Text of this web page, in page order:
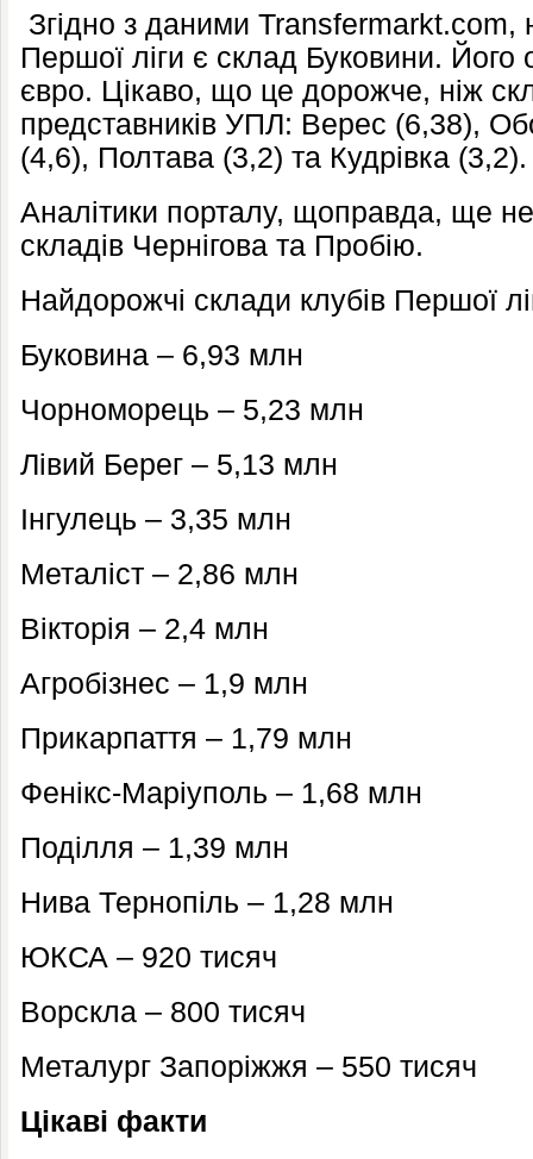
Згідно з даними
Першої ліги є склад Буковини.
євро. Цікаво, що це дорожче, ніж
представників УПЛ: Верес (6,38),
(4,6), Полтава (3,2) та Кудрівка (3,2).
Аналітики порталу, щоправда, ще не
складів Чернігова та Пробію.
Найдорожчі склади клубів Першої
Буковина – 6,93 млн
Чорноморець – 5,23 млн
Лівий Берег – 5,13 млн
Інгулець – 3,35 млн
Металіст – 2,86 млн
Вікторія – 2,4 млн
Агробізнес – 1,9 млн
Прикарпаття – 1,79 млн
Фенікс-Маріуполь – 1,68 млн
Поділля – 1,39 млн
Нива Тернопіль – 1,28 млн
ЮКСА – 920 тисяч
Ворскла – 800 тисяч
Металург Запоріжжя – 550 тисяч
Цікаві факти